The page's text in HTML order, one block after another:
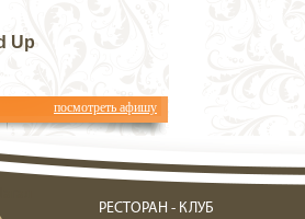
Up
посмотреть афишу
РЕСТОРАН - КЛУБ